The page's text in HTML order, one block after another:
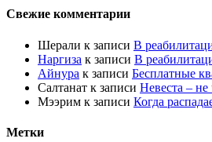
Свежие комментарии
Шерали к записи В
Наргиза к записи В
Айнура к записи Бесплатные
Салтанат к записи Невеста –
Мээрим к записи Когда
Метки